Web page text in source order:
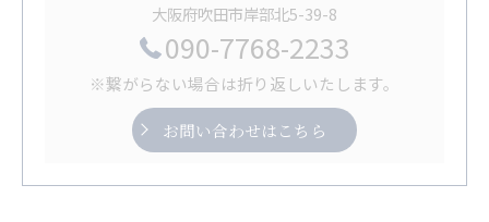
大阪府吹田市岸部北5-39-8
090-7768-2233
※繋がらない場合は折り返しいたします。
お問い合わせはこちら